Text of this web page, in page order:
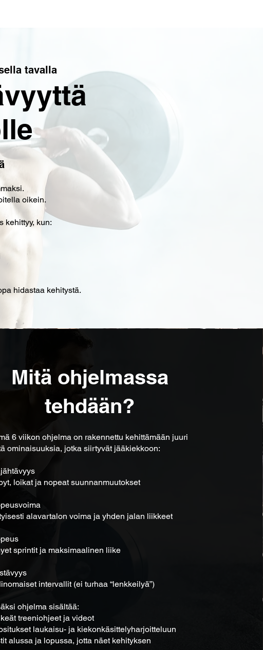
tavalla
oikein.
kehittyy, kun:
hidastaa kehitystä.
Mitä ohjelmassa
tehdään?
6 viikon ohjelma on rakennettu kehittämään juuri
ominaisuuksia, jotka siirtyvät jääkiekkoon:
loikat ja nopeat suunnanmuutokset
alavartalon voima ja yhden jalan liikkeet
sprintit ja maksimaalinen liike
intervallit (ei turhaa “lenkkeilyä”)
ohjelma sisältää:
treeniohjeet ja videot
laukaisu- ja kiekonkäsittelyharjoitteluun
alussa ja lopussa, jotta näet kehityksen